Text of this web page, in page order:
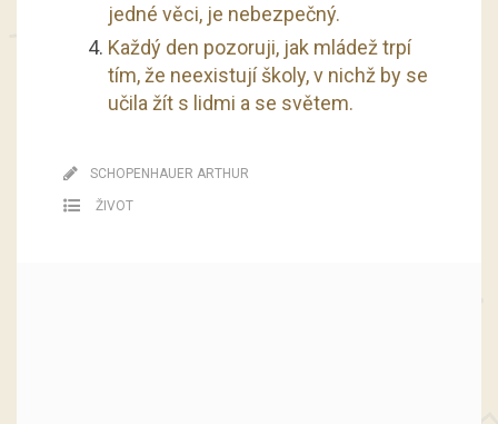
jedné věci, je nebezpečný.
Každý den pozoruji, jak mládež trpí
tím, že neexistují školy, v nichž by se
učila žít s lidmi a se světem.
SCHOPENHAUER ARTHUR
ŽIVOT